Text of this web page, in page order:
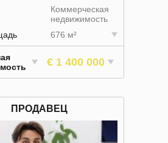
Коммерческая
недвижимость
676 м²
€ 1 400 000
ПРОДАВЕЦ